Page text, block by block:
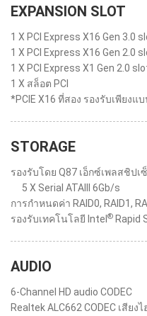
EXPANSION SLOT
1 X PCI Express X16 Gen 3.0
1 X PCI Express X16 Gen 2.0
1 X PCI Express X1 Gen 2.0
1 X สล็อต PCI
*PCIE X16 ที่สอง รองรับเพียงแ
STORAGE
รองรับโดย Q87 เอ็กซ์เพลสชิปเ
5 X Serial ATAIII 6Gb/s
การกำหนดค่า RAID0, RAID1,
รองรับเทคโนโลยี Intel ® Rapid
AUDIO
6-Channel HD audio CODEC
Realtek ALC662 CODEC เสี